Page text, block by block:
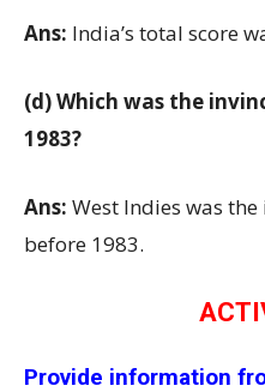
Ans: India’s total score
(d) Which was the
1983?
Ans: West Indies was
before 1983.
Provide information